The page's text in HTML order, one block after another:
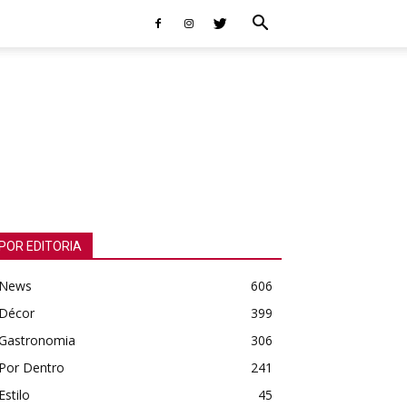
POR EDITORIA
News
606
Décor
399
306
Por Dentro
241
Estilo
45